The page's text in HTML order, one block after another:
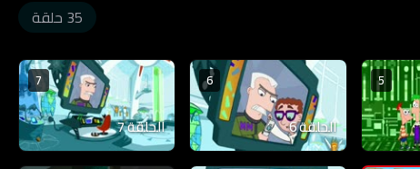
35 حلقة
5
6
الحلقة 6
7
الحلقة 7